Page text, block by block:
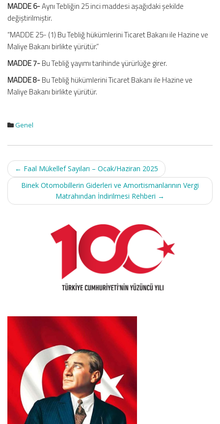
MADDE 6-Aynı Tebliğin 25 inci maddesi aşağıdaki şekilde
değiştirilmiştir.
“MADDE 25- (1) Bu Tebliğ hükümlerini Ticaret Bakanı ile Hazine ve
Maliye Bakanı birlikte yürütür.”
MADDE 7-Bu Tebliğ yayımı tarihinde yürürlüğe girer.
MADDE 8-Bu Tebliğ hükümlerini Ticaret Bakanı ile Hazine ve
Maliye Bakanı birlikte yürütür.
Genel
Post
navigation
← Faal Mükellef Sayıları – Ocak/Haziran 2025
Binek Otomobillerin Giderleri ve Amortismanlarının Vergi
Matrahından İndirilmesi Rehberi →